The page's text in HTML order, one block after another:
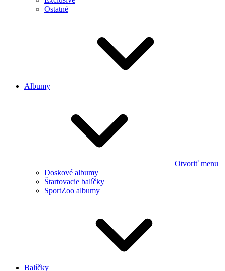
Ostatné
Albumy
Otvoriť menu
Doskové albumy
Štartovacie balíčky
SportZoo albumy
Balíčky